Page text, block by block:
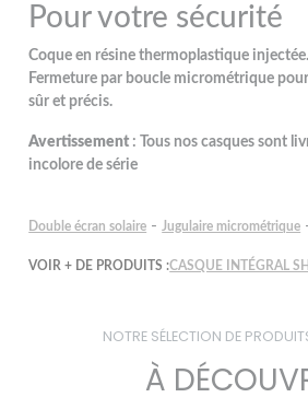
Pour votre sécurité
Coque en résine thermoplastique injectée.
Fermeture par boucle micrométrique
sûr et précis.
Avertissement : Tous nos casques sont
incolore de série
Double écran solaire - Jugulaire micrométrique
VOIR + DE PRODUITS :CASQUE INTÉGRAL
NOTRE SÉLECTION DE
À